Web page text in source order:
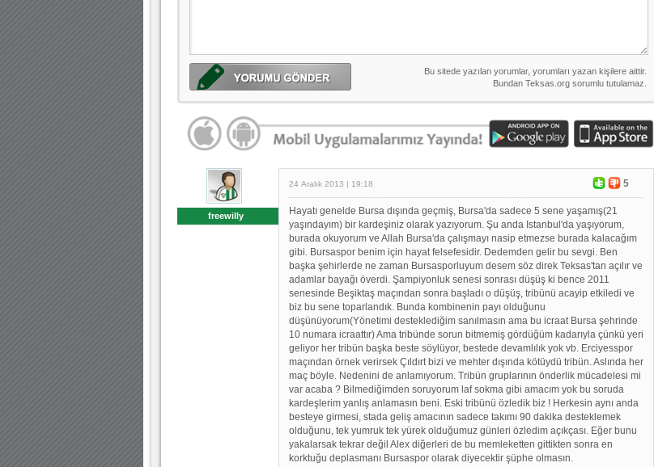
freewilly
24 Aralık 2013 | 19:18 5
Hayatı genelde Bursa dışında geçmiş, Bursa'da sadece 5 sene yaşamış(21
yaşındayım) bir kardeşiniz olarak yazıyorum. Şu anda Istanbul'da yaşıyorum,
burada okuyorum ve Allah Bursa'da çalışmayı nasip etmezse burada kalacağım
gibi. Bursaspor benim için hayat felsefesidir. Dedemden gelir bu sevgi. Ben
başka şehirlerde ne zaman Bursasporluyum desem söz direk Teksas'tan açılır ve
adamlar bayağı överdi. Şampiyonluk senesi sonrası düşüş ki bence 2011
senesinde Beşiktaş maçından sonra başladı o düşüş, tribünü acayip etkiledi ve
biz bu sene toparlandık. Bunda kombinenin payı olduğunu
düşünüyorum(Yönetimi desteklediğim sanılmasın ama bu icraat Bursa şehrinde
10 numara icraattır) Ama tribünde sorun bitmemiş gördüğüm kadarıyla çünkü yeri
geliyor her tribün başka beste söylüyor, bestede devamlılık yok vb. Erciyesspor
maçından örnek verirsek Çıldırt bizi ve mehter dışında kötüydü tribün. Aslında her
maç böyle. Nedenini de anlamıyorum. Tribün gruplarının önderlik mücadelesi mi
var acaba ? Bilmediğimden soruyorum laf sokma gibi amacım yok bu soruda
kardeşlerim yanlış anlamasın beni. Eski tribünü özledik biz ! Herkesin aynı anda
besteye girmesi, stada geliş amacının sadece takımı 90 dakika desteklemek
olduğunu, tek yumruk tek yürek olduğumuz günleri özledim açıkçası. Eğer bunu
yakalarsak tekrar değil Alex diğerleri de bu memleketten gittikten sonra en
korktuğu deplasmanı Bursaspor olarak diyecektir şüphe olmasın.